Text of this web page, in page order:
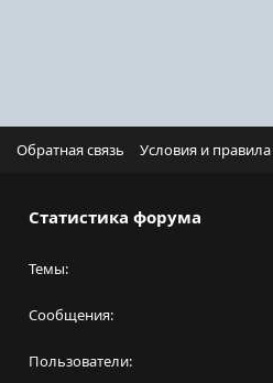
Обратная связь Условия и правила
Статистика форума
Темы
Сообщения
Пользователи